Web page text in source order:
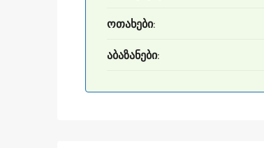
ოთახები:
აბაზანები: